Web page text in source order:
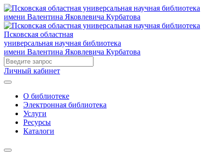
Псковская областная
универсальная научная библиотека
имени Валентина Яковлевича Курбатова
Личный кабинет
О библиотеке
Электронная библиотека
Услуги
Ресурсы
Каталоги